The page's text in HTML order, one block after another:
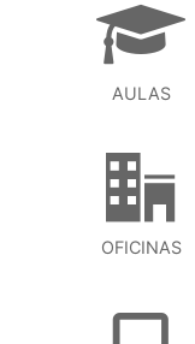
AULAS
OFICINAS